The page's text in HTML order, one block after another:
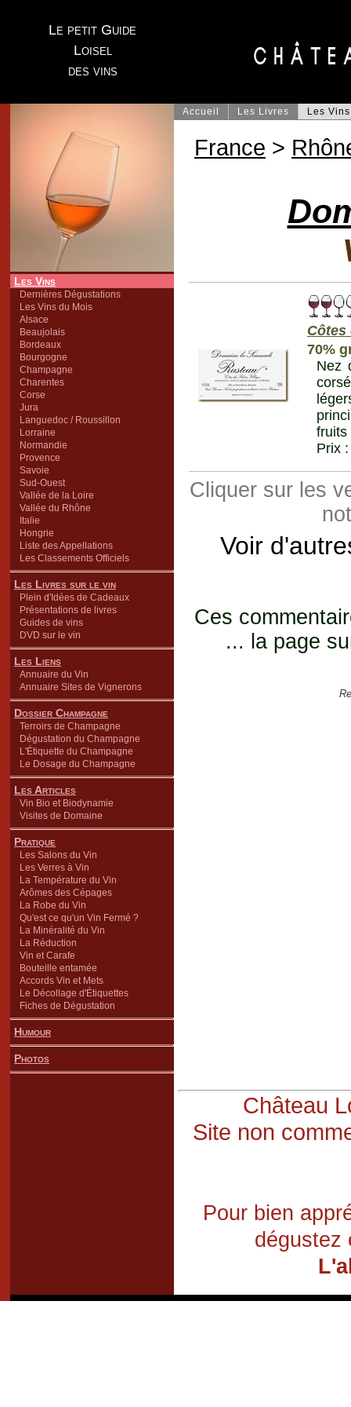
Le petit Guide
Loisel
des vins
Les Vins
Dernières Dégustations
Les Vins du Mois
Alsace
Beaujolais
Bordeaux
Bourgogne
Champagne
Charentes
Corse
Jura
Languedoc / Roussillon
Lorraine
Normandie
Provence
Savoie
Sud-Ouest
Vallée de la Loire
Vallée du Rhône
Italie
Hongrie
Liste des Appellations
Les Classements Officiels
Les Livres sur le vin
Plein d'Idées de Cadeaux
Présentations de livres
Guides de vins
DVD sur le vin
Les Liens
Annuaire du Vin
Annuaire Sites de Vignerons
Dossier Champagne
Terroirs de Champagne
Dégustation du Champagne
L'Étiquette du Champagne
Le Dosage du Champagne
Les Articles
Vin Bio et Biodynamie
Visites de Domaine
Pratique
Les Salons du Vin
Les Verres à Vin
La Température du Vin
Arômes des Cépages
La Robe du Vin
Qu'est ce qu'un Vin Fermé ?
La Minéralité du Vin
La Réduction
Vin et Carafe
Bouteille entamée
Accords Vin et Mets
Le Décollage d'Étiquettes
Fiches de Dégustation
Humour
Photos
Accueil Les Livres Les Vins
France >
Côtes
70%
Nez
fruits
Prix
Cliquer sur les
Voir
Ces
... la page
Château
Site non
Pour bien
dégustez